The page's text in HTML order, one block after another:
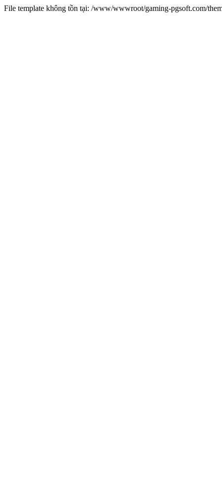
File template không tồn tại: /www/wwwroot/gaming-pgsoft.com/